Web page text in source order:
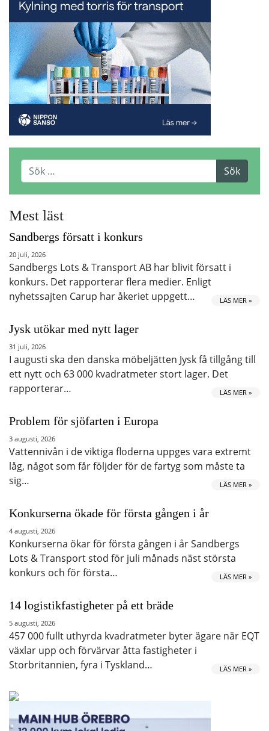
Mest läst
Sandbergs försatt i konkurs
20 juli, 2026
Sandbergs Lots & Transport AB har blivit försatt i
konkurs. Det rapporterar flera medier. Enligt
nyhetssajten Carup har åkeriet uppgett…
LÄS MER »
Jysk utökar med nytt lager
31 juli, 2026
I augusti ska den danska möbeljätten Jysk få tillgång till
ett nytt och 63 000 kvadratmeter stort lager. Det
rapporterar…
LÄS MER »
Problem för sjöfarten i Europa
3 augusti, 2026
Vattennivån i de viktiga floderna uppges vara extremt
låg, något som får följder för de fartyg som måste ta
sig…
LÄS MER »
Konkurserna ökade för första gången i år
4 augusti, 2026
Konkurserna ökar för första gången i år Sandbergs
Lots & Transport stod för juli månads näst största
konkurs och för första…
LÄS MER »
14 logistikfastigheter på ett bräde
5 augusti, 2026
457 000 fullt uthyrda kvadratmeter byter ägare när EQT
växlar upp och förvärvar åtta fastigheter i
Storbritannien, fyra i Tyskland…
LÄS MER »